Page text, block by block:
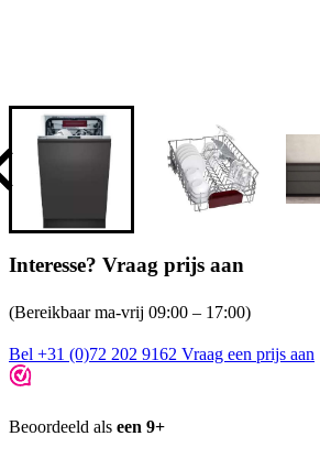
Interesse? Vraag prijs aan
(Bereikbaar ma-vrij 09:00 – 17:00)
Bel +31 (0)72 202 9162 Vraag een prijs aan
Beoordeeld als een 9+